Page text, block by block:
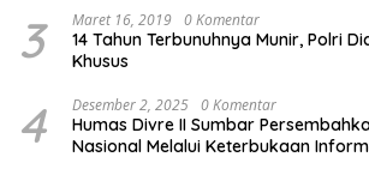
3 Maret 16, 2019 0 Komentar
14 Tahun Terbunuhnya Munir, Polri
Khusus
4 Desember 2, 2025 0 Komentar
Humas Divre II Sumbar
Nasional Melalui Keterbukaan